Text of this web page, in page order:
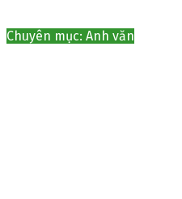
Chuyên mục: Anh văn